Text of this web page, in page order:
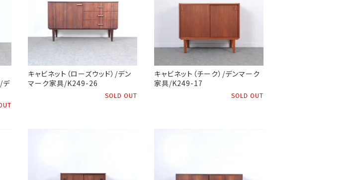
デ
キャビネット（ローズウッド）/デン
マーク家具/K249-26
SOLD OUT
キャビネット（チーク）/デンマーク
家具/K249-17
SOLD OUT